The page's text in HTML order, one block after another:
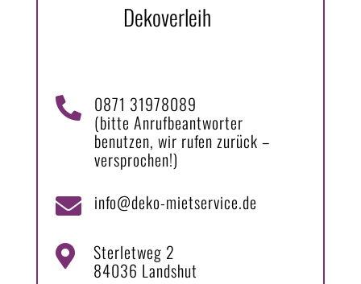
Dekoverleih
 0871 31978089
(bitte Anrufbeantworter
benutzen, wir rufen zurück –
versprochen!)
 info@deko-mietservice.de
 Sterletweg 2
84036 Landshut